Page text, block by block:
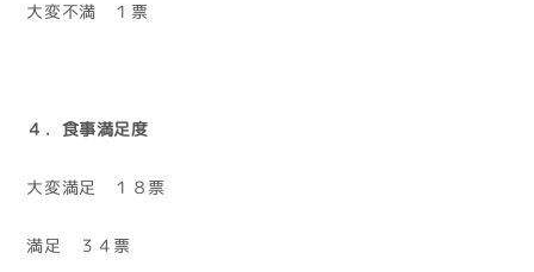
大変不満 １票
４．食事満足度
大変満足 １８票
満足 ３４票